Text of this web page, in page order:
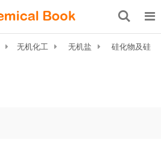
无机化工 无机盐
硅化物及硅